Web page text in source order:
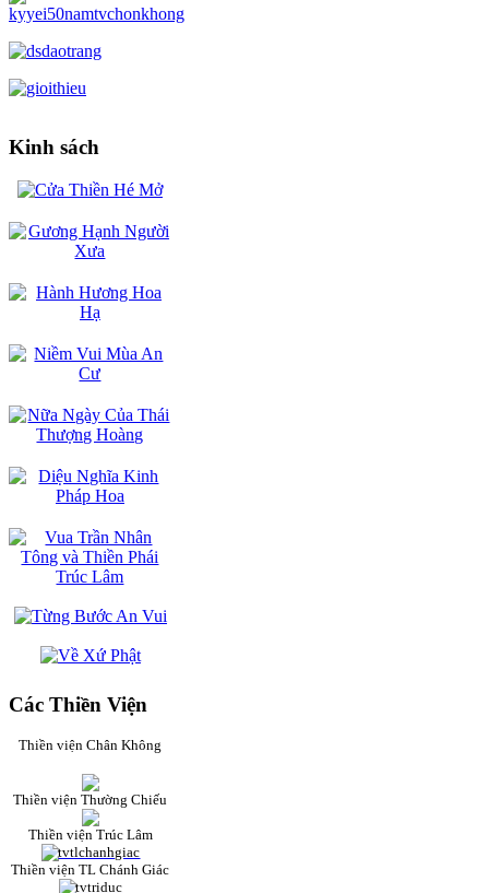
Kinh sách
Các Thiền Viện
Thiền viện Chân Không
Thiền viện Thường Chiếu
Thiền viện Trúc Lâm
Thiền viện TL Chánh Giác